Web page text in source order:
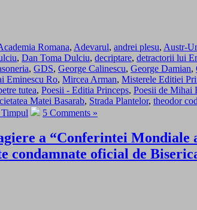
Romana, Adevarul, andrei plesu, Austr-
, Dan Toma Dulciu, decriptare, detractorii lui
, GDS, George Calinescu, George Damian,
Eminescu Ro, Mircea Arman, Misterele Editiei
tutea, Poesii - Editia Princeps, Poesii de Mihai
Matei Basarab, Strada Plantelor, theodor
5 Comments »
a “Conferintei Mondiale
condamnate oficial de